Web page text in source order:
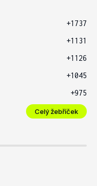
+1737
+1131
+1126
+1045
+975
Celý žebříček